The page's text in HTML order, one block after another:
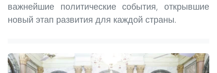
важнейшие политические события, открывшие
новый этап развития для каждой страны.